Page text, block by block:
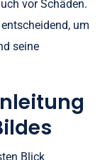
vor Schäden.
um
seine
Blick